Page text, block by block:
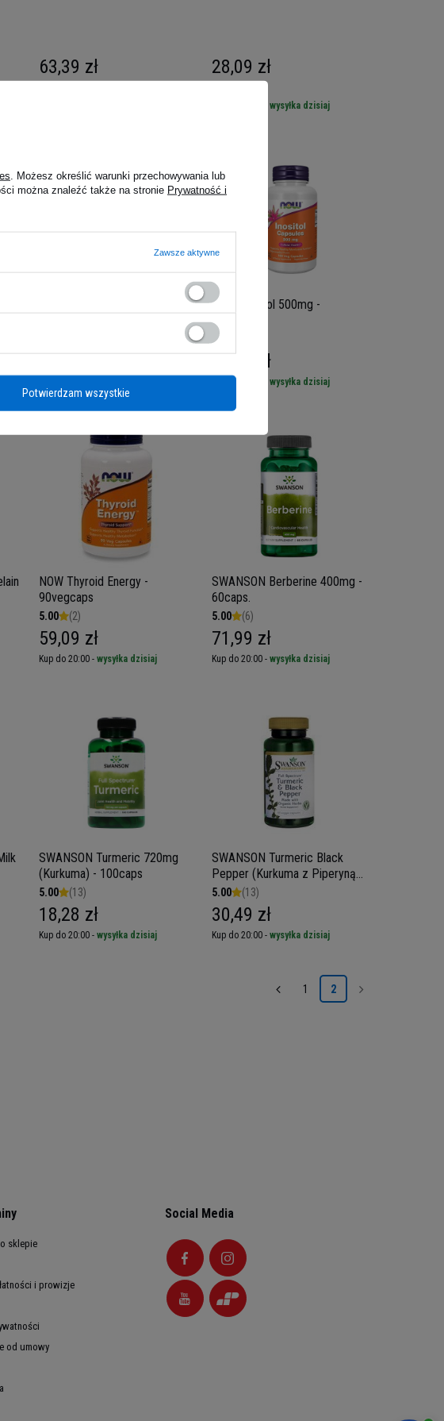
63,39 zł 28,09 zł
wysyłka dzisiaj
NOW Inositol 500mg -
100vcaps.
38,89 zł
Kup do 20:00 - wysyłka dzisiaj
NOW Thyroid Energy -
90vegcaps
5.00 (2)
59,09 zł
Kup do 20:00 - wysyłka dzisiaj
SWANSON Berberine 400mg -
60caps.
5.00 (6)
71,99 zł
Kup do 20:00 - wysyłka dzisiaj
SWANSON Turmeric 720mg
(Kurkuma) - 100caps
5.00 (13)
18,28 zł
Kup do 20:00 - wysyłka dzisiaj
SWANSON Turmeric Black
Pepper (Kurkuma z Piperyną)
- 60vcaps.
5.00 (13)
30,49 zł
Kup do 20:00 - wysyłka dzisiaj
1 2
sklepie
i prowizje
od umowy
Social Media
. Możesz określić warunki przechowywania lub
można znaleźć także na stronie Prywatność i
Zawsze aktywne
Potwierdzam wszystkie